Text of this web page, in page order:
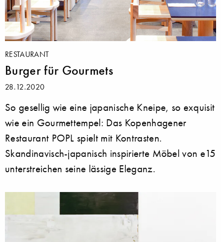
RESTAURANT
Burger für Gourmets
28.12.2020
So gesellig wie eine japanische Kneipe, so exquisit
wie ein Gourmettempel: Das Kopenhagener
Restaurant POPL spielt mit Kontrasten.
Skandinavisch-japanisch inspirierte Möbel von e15
unterstreichen seine lässige Eleganz.